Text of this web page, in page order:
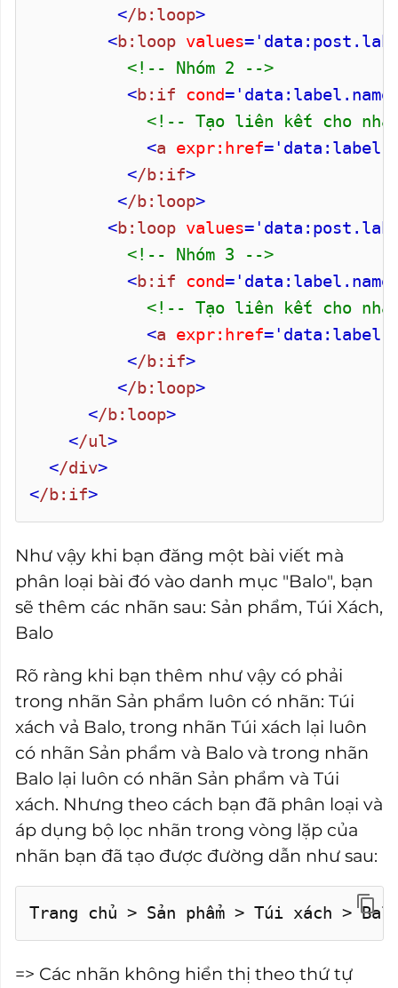
</b:loop>
<b:loop values
<!-- Nhóm 2 -->
<b:if cond
<!-- Tạo liên kết cho
<a expr:href
</b:if>
</b:loop>
<b:loop values
<!-- Nhóm 3 -->
<b:if cond
<!-- Tạo liên kết cho
<a expr:href
</b:if>
</b:loop>
</b:loop>
</ul>
</div>
</b:if>
Như vậy khi bạn đăng một bài viết mà
phân loại bài đó vào danh mục "Balo", bạn
sẽ thêm các nhãn sau: Sản phẩm, Túi Xách,
Balo
Rõ ràng khi bạn thêm như vậy có phải
trong nhãn Sản phẩm luôn có nhãn: Túi
xách vả Balo, trong nhãn Túi xách lại luôn
có nhãn Sản phẩm và Balo và trong nhãn
Balo lại luôn có nhãn Sản phẩm và Túi
xách. Nhưng theo cách bạn đã phân loại và
áp dụng bộ lọc nhãn trong vòng lặp của
nhãn bạn đã tạo được đường dẫn như sau:
Trang chủ > Sản phẩm > Túi xách >
=> Các nhãn không hiển thị theo thứ tự